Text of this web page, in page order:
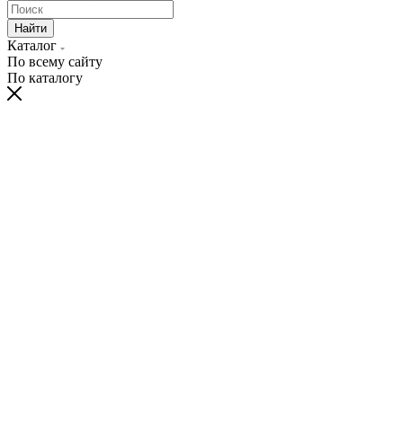
Найти
Каталог
По всему сайту
По каталогу